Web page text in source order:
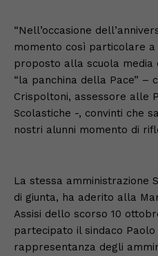
“Nell’occasione
momento così particolare
proposto alla scuola
“la panchina della Pace” –
Crispoltoni, assessore alle
Scolastiche -, convinti che
nostri alunni momento di
La stessa amministrazione
di giunta, ha aderito alla
Assisi dello scorso 10
partecipato il sindaco Paolo
rappresentanza degli